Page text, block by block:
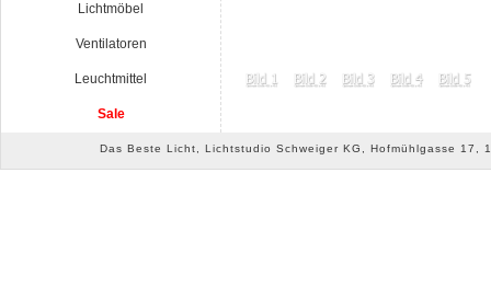
Lichtmöbel
Ventilatoren
Leuchtmittel
Sale
Das Beste Licht, Lichtstudio Schweiger KG, Hofmühlgasse